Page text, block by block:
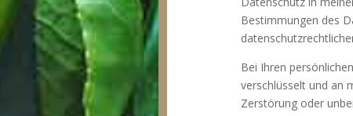
Bestimmungen des
Bei Ihren
verschlüsselt und an
Zerstörung oder